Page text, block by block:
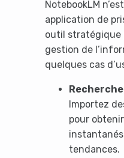
NotebookLM
application de
outil stratégique
gestion de
quelques cas
Importez
pour
tendances.
Yes, I will